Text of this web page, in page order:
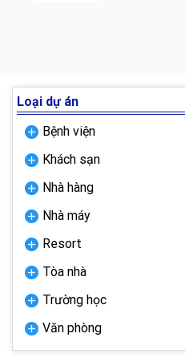
Loại dự án
Bệnh viện
Khách sạn
Nhà hàng
Nhà máy
Resort
Tòa nhà
Trường học
Văn phòng